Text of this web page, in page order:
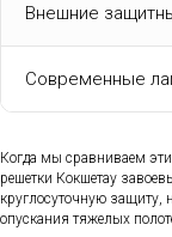
Внешние
Современные
Когда мы сравниваем
решетки Кокшетау
круглосуточную защиту,
опускания тяжелых